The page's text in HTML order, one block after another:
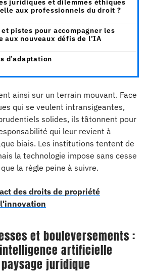
aux professionnels du droit ?
et pistes pour accompagner les
aux nouveaux défis de l’IA
d’adaptation
ainsi sur un terrain mouvant. Face
qui se veulent intransigeantes,
solides, ils tâtonnent pour
qui leur revient à
biais. Les institutions tentent de
la technologie impose sans cesse
la règle peine à suivre.
des droits de propriété
et bouleversements :
artificielle
juridique